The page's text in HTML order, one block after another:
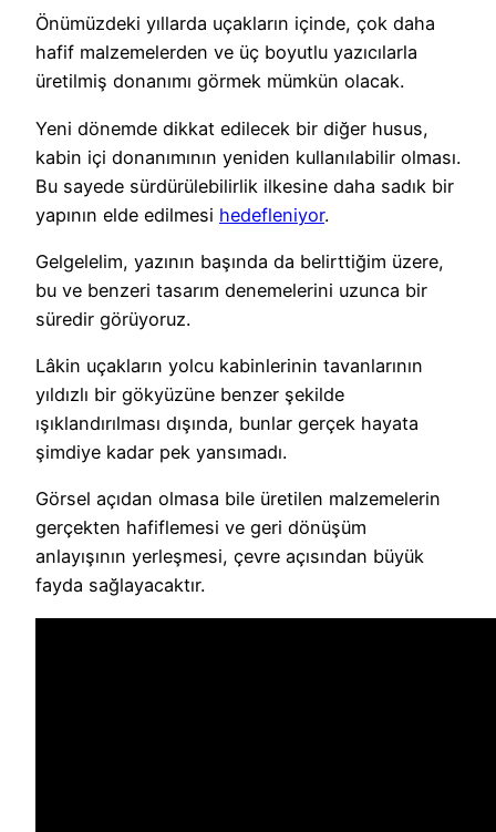
Önümüzdeki yıllarda uçakların içinde, çok daha
hafif malzemelerden ve üç boyutlu yazıcılarla
üretilmiş donanımı görmek mümkün olacak.
Yeni dönemde dikkat edilecek bir diğer husus,
kabin içi donanımının yeniden kullanılabilir olması.
Bu sayede sürdürülebilirlik ilkesine daha sadık bir
yapının elde edilmesi hedefleniyor.
Gelgelelim, yazının başında da belirttiğim üzere,
bu ve benzeri tasarım denemelerini uzunca bir
süredir görüyoruz.
Lâkin uçakların yolcu kabinlerinin tavanlarının
yıldızlı bir gökyüzüne benzer şekilde
ışıklandırılması dışında, bunlar gerçek hayata
şimdiye kadar pek yansımadı.
Görsel açıdan olmasa bile üretilen malzemelerin
gerçekten hafiflemesi ve geri dönüşüm
anlayışının yerleşmesi, çevre açısından büyük
fayda sağlayacaktır.